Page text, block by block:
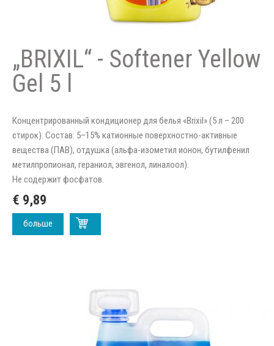
„BRIXIL“ - Softener Yellow
Gel 5 l
Концентрированный кондиционер для белья «Brixil» (5 л – 200
стирок). Состав: 5–15% катионные поверхностно-активные
вещества (ПАВ), отдушка (альфа-изометил ионон, бутилфенил
метилпропионал, гераниол, эвгенол, линалоол).
Не содержит фосфатов.
€ 9,89
больше